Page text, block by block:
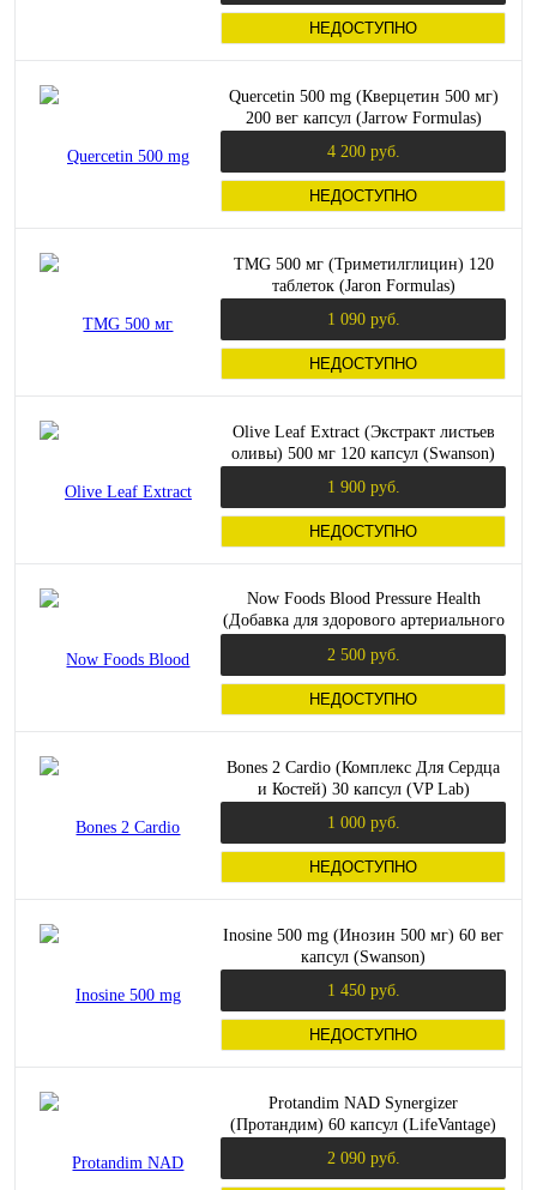
НЕДОСТУПНО
Quercetin 500 mg (Кверцетин 500 мг)
200 вег капсул (Jarrow Formulas)
4 200 руб.
НЕДОСТУПНО
TMG 500 мг (Триметилглицин) 120
таблеток (Jaron Formulas)
1 090 руб.
НЕДОСТУПНО
Olive Leaf Extract (Экстракт листьев
оливы) 500 мг 120 капсул (Swanson)
1 900 руб.
НЕДОСТУПНО
Now Foods Blood Pressure Health
(Добавка для здорового артериального
2 500 руб.
НЕДОСТУПНО
Bones 2 Cardio (Комплекс Для Сердца
и Костей) 30 капсул (VP Lab)
1 000 руб.
НЕДОСТУПНО
Inosine 500 mg (Инозин 500 мг) 60 вег
капсул (Swanson)
1 450 руб.
НЕДОСТУПНО
Protandim NAD Synergizer
(Протандим) 60 капсул (LifeVantage)
2 090 руб.